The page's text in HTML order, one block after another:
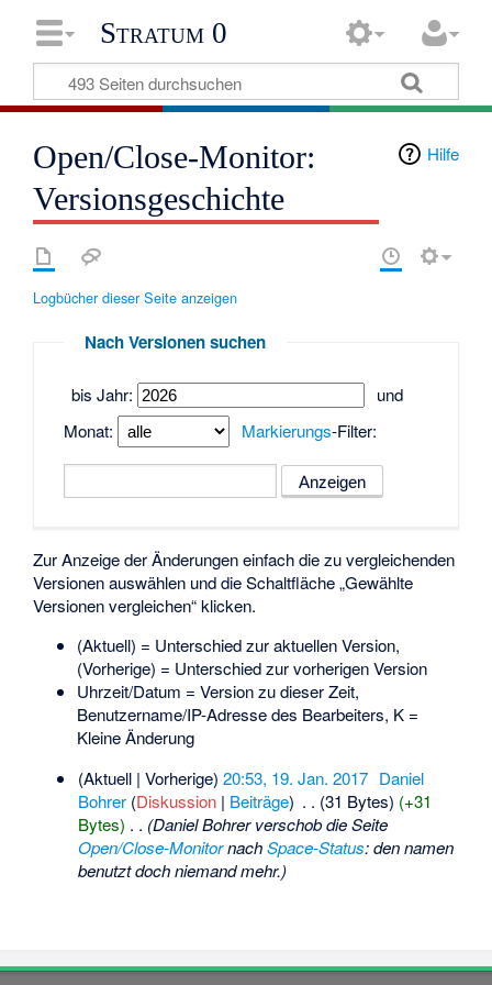
Stratum 0
Hilfe
Open/Close-Monitor:
Versionsgeschichte
Logbücher dieser Seite anzeigen
Nach Versionen suchen
bis Jahr:
und
Monat:
Markierungs-Filter:
Zur Anzeige der Änderungen einfach die zu vergleichenden
Versionen auswählen und die Schaltfläche „Gewählte
Versionen vergleichen“ klicken.
(Aktuell) = Unterschied zur aktuellen Version,
(Vorherige) = Unterschied zur vorherigen Version
Uhrzeit/Datum = Version zu dieser Zeit,
Benutzername/IP-Adresse des Bearbeiters, K =
Kleine Änderung
(Aktuell | Vorherige) 20:53, 19. Jan. 2017 Daniel
Bohrer (Diskussion | Beiträge) . . (31 Bytes) (+31
Bytes) . . (Daniel Bohrer verschob die Seite
Open/Close-MonitornachSpace-Status: den namen
benutzt doch niemand mehr.)